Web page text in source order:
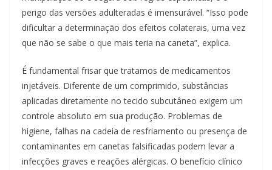
perigo das versões adulteradas é imensurável. “Isso pode
dificultar a determinação dos efeitos colaterais, uma vez
que não se sabe o que mais teria na caneta”, explica.
É fundamental frisar que tratamos de medicamentos
injetáveis. Diferente de um comprimido, substâncias
aplicadas diretamente no tecido subcutâneo exigem um
controle absoluto em sua produção. Problemas de
higiene, falhas na cadeia de resfriamento ou presença de
contaminantes em canetas falsificadas podem levar a
infecções graves e reações alérgicas. O benefício clínico